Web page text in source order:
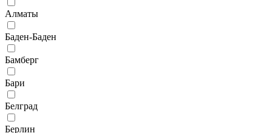
Алматы
Баден-Баден
Бамберг
Бари
Белград
Берлин